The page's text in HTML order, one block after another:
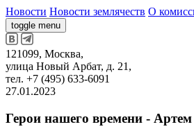
Новости Новости землячеств О
toggle menu
121099, Москва,
улица Новый Арбат, д. 21,
тел. +7 (495) 633-6091
27.01.2023
Герои нашего времени -